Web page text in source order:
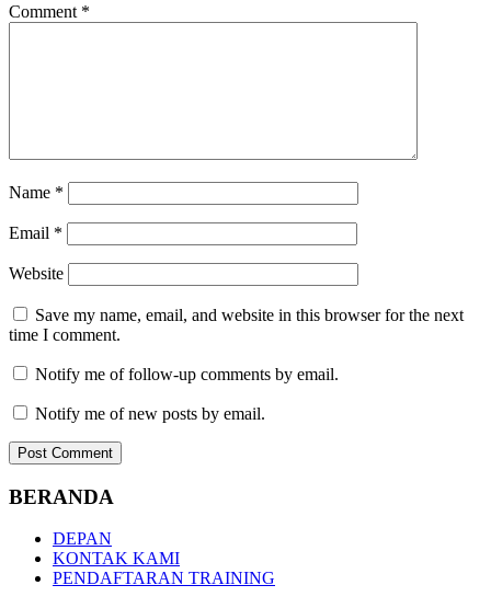
Comment *
Name *
Email *
Website
Save my name, email, and website in this browser for the next
time I comment.
Notify me of follow-up comments by email.
Notify me of new posts by email.
BERANDA
DEPAN
KONTAK KAMI
PENDAFTARAN TRAINING